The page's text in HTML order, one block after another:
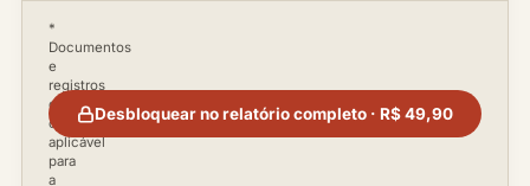
*
Documentos
e
registros
disponíveis
conforme
aplicável
para
a
Desbloquear no relatório completo · R$ 49,90